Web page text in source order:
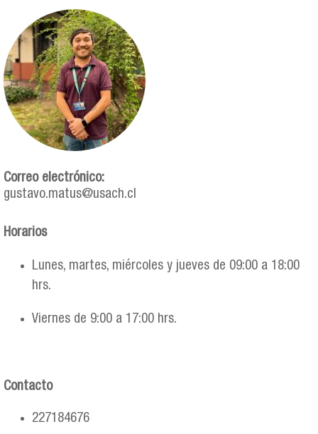
Correo electrónico:
gustavo.matus@usach.cl
Horarios
Lunes, martes, miércoles y jueves de 09:00 a 18:00
hrs.
Viernes de 9:00 a 17:00 hrs.
Contacto
227184676